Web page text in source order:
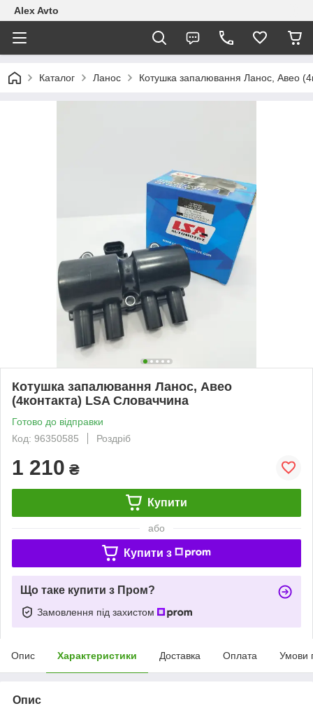
Alex Avto
Каталог Ланос Котушка запалювання Ланос, Авео
Котушка запалювання Ланос, Авео
(4контакта) LSA Словаччина
Готово до відправки
Код: 96350585
Роздріб
1 210 ₴
Купити
або
Купити з
Що таке купити з Пром?
Замовлення під захистом
Опис Характеристики Доставка Оплата Умови
Опис